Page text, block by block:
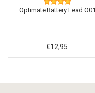
Optimate Battery Lead O01
€12,95